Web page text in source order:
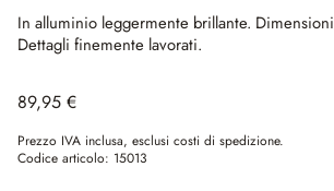
In alluminio leggermente brillante.
Dettagli finemente lavorati.
89,95 €
Prezzo IVA inclusa, esclusi costi di spedizione.
Codice articolo: 15013